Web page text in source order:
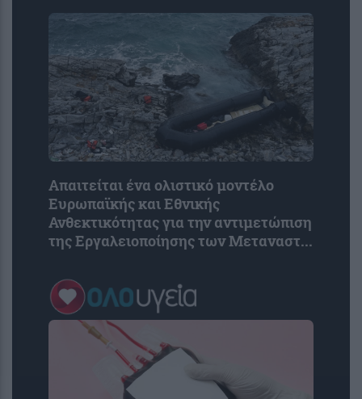
Απαιτείται ένα ολιστικό μοντέλο
Ευρωπαϊκής και Εθνικής
Ανθεκτικότητας για την αντιμετώπιση
της Εργαλειοποίησης των Μεταναστ...